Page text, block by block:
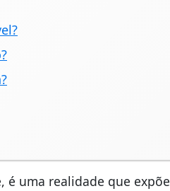
é uma realidade que expõe